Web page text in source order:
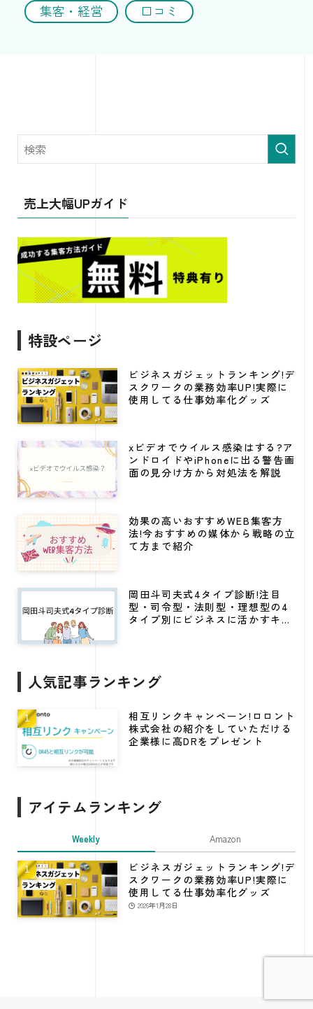
集客・経営
口コミ
売上大幅UPガイド
特設ページ
ビジネスガジェットランキング!デ
スクワークの業務効率UP!実際に
使用してる仕事効率化グッズ
xビデオでウイルス感染はする?ア
ンドロイドやiPhoneに出る警告画
面の見分け方から対処法を解説
効果の高いおすすめWEB集客方
法!今おすすめの媒体から戦略の立
て方まで紹介
岡田斗司夫式4タイプ診断!注目
型・司令型・法則型・理想型の4
タイプ別にビジネスに活かすキャ
人気記事ランキング
相互リンクキャンペーン!ロロント
株式会社の紹介をしていただける
企業様に高DRをプレゼント
アイテムランキング
Weekly Amazon
ビジネスガジェットランキング!デ
スクワークの業務効率UP!実際に
使用してる仕事効率化グッズ
2026年1月28日